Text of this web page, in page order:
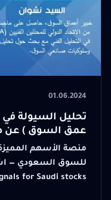
01.06.2024
تحليل السيولة في
عمق السوق ) عن
منصة الأسهم
for Saudi stocks...